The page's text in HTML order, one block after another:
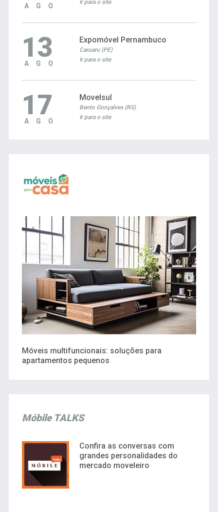
AGO Ir para o site
13
AGO
Expomóvel Pernambuco
Caruaru (PE)
Ir para o site
17
AGO
Movelsul
Bento Gonçalves (RS)
Ir para o site
Móveis multifuncionais: soluções para
apartamentos pequenos
Móbile TALKS
Confira as conversas com
grandes personalidades do
mercado moveleiro